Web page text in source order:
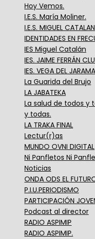
Hoy Vemos.
I.E.S. María Moliner.
I.E.S. MIGUEL CATALAN
IDENTIDADES EN
IES Miguel Catalán
IES. JAIME FERRÁN
IES. VEGA DEL JARAMA
La Guarida del Brujo
LA JABATEKA
La salud de todos y
y todas.
LA TRAKA FINAL
Lectur(r)as
MUNDO OVNI DIGITAL
Ni Panfletos Ni
Noticias
ONDA ODS EL
P.I.U.PERIODISMO
PARTICIPACIÓN
Podcast al director
RADIO ASPIMIP
RADIO ASPIMIP.